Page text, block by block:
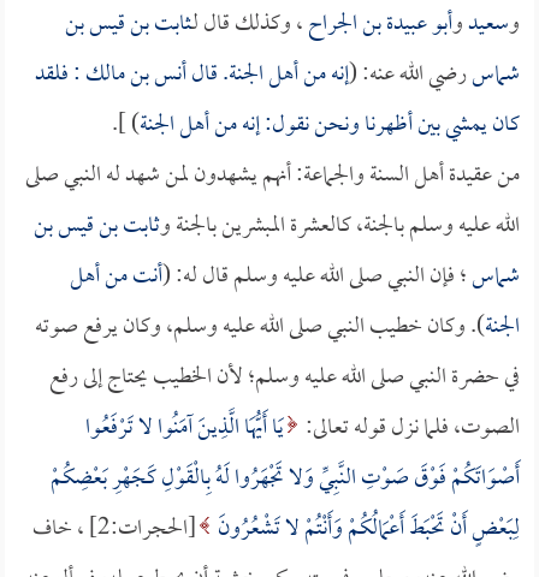
وسعيدوأبو عبيدة بن الجراح، وكذلك قال لـثابت بن قيس بن
شماسرضي الله عنه: (إنه من أهل الجنة. قالأنس بن مالك: فلقد
كان يمشي بين أظهرنا ونحن نقول: إنه من أهل الجنة) ].
من عقيدة أهل السنة والجماعة: أنهم يشهدون لمن شهد له النبي صلى
الله عليه وسلم بالجنة، كالعشرة المبشرين بالجنة وثابت بن قيس بن
شماس؛ فإن النبي صلى الله عليه وسلم قال له: (أنت من أهل
الجنة). وكان خطيب النبي صلى الله عليه وسلم، وكان يرفع صوته
في حضرة النبي صلى الله عليه وسلم؛ لأن الخطيب يحتاج إلى رفع
الصوت، فلما نزل قوله تعالى: يَا أَيُّهَا الَّذِينَ آمَنُوا لا تَرْفَعُوا
أَصْوَاتَكُمْ فَوْقَ صَوْتِ النَّبِيِّ وَلا تَجْهَرُوا لَهُ بِالْقَوْلِ كَجَهْرِ بَعْضِكُمْ
لِبَعْضٍ أَنْ تَحْبَطَ أَعْمَالُكُمْ وَأَنْتُمْ لا تَشْعُرُونَ
[الحجرات:2] ، خاف